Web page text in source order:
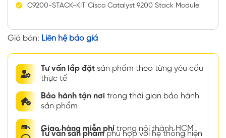
C9200-STACK-KIT Cisco Catalyst 9200 Stack Module
Giá bán: Liên hệ báo giá
Tư vấn lắp đặt sản phẩm theo từng yêu cầu
thực tế
Bảo hành tận nơi trong thời gian bảo hành
sản phẩm
Giao hàng miễn phí trong nội thành HCM
Tư vấn sản phẩmphù hợp với hệ thống hiện